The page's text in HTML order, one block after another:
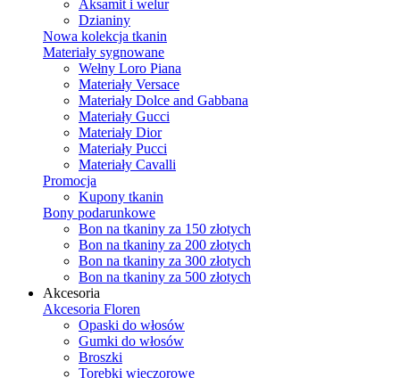
Aksamit i welur
Dzianiny
Nowa kolekcja tkanin
Materiały sygnowane
Wełny Loro Piana
Materiały Versace
Materiały Dolce and Gabbana
Materiały Gucci
Materiały Dior
Materiały Pucci
Materiały Cavalli
Promocja
Kupony tkanin
Bony podarunkowe
Bon na tkaniny za 150 złotych
Bon na tkaniny za 200 złotych
Bon na tkaniny za 300 złotych
Bon na tkaniny za 500 złotych
Akcesoria
Akcesoria Floren
Opaski do włosów
Gumki do włosów
Broszki
Torebki wieczorowe